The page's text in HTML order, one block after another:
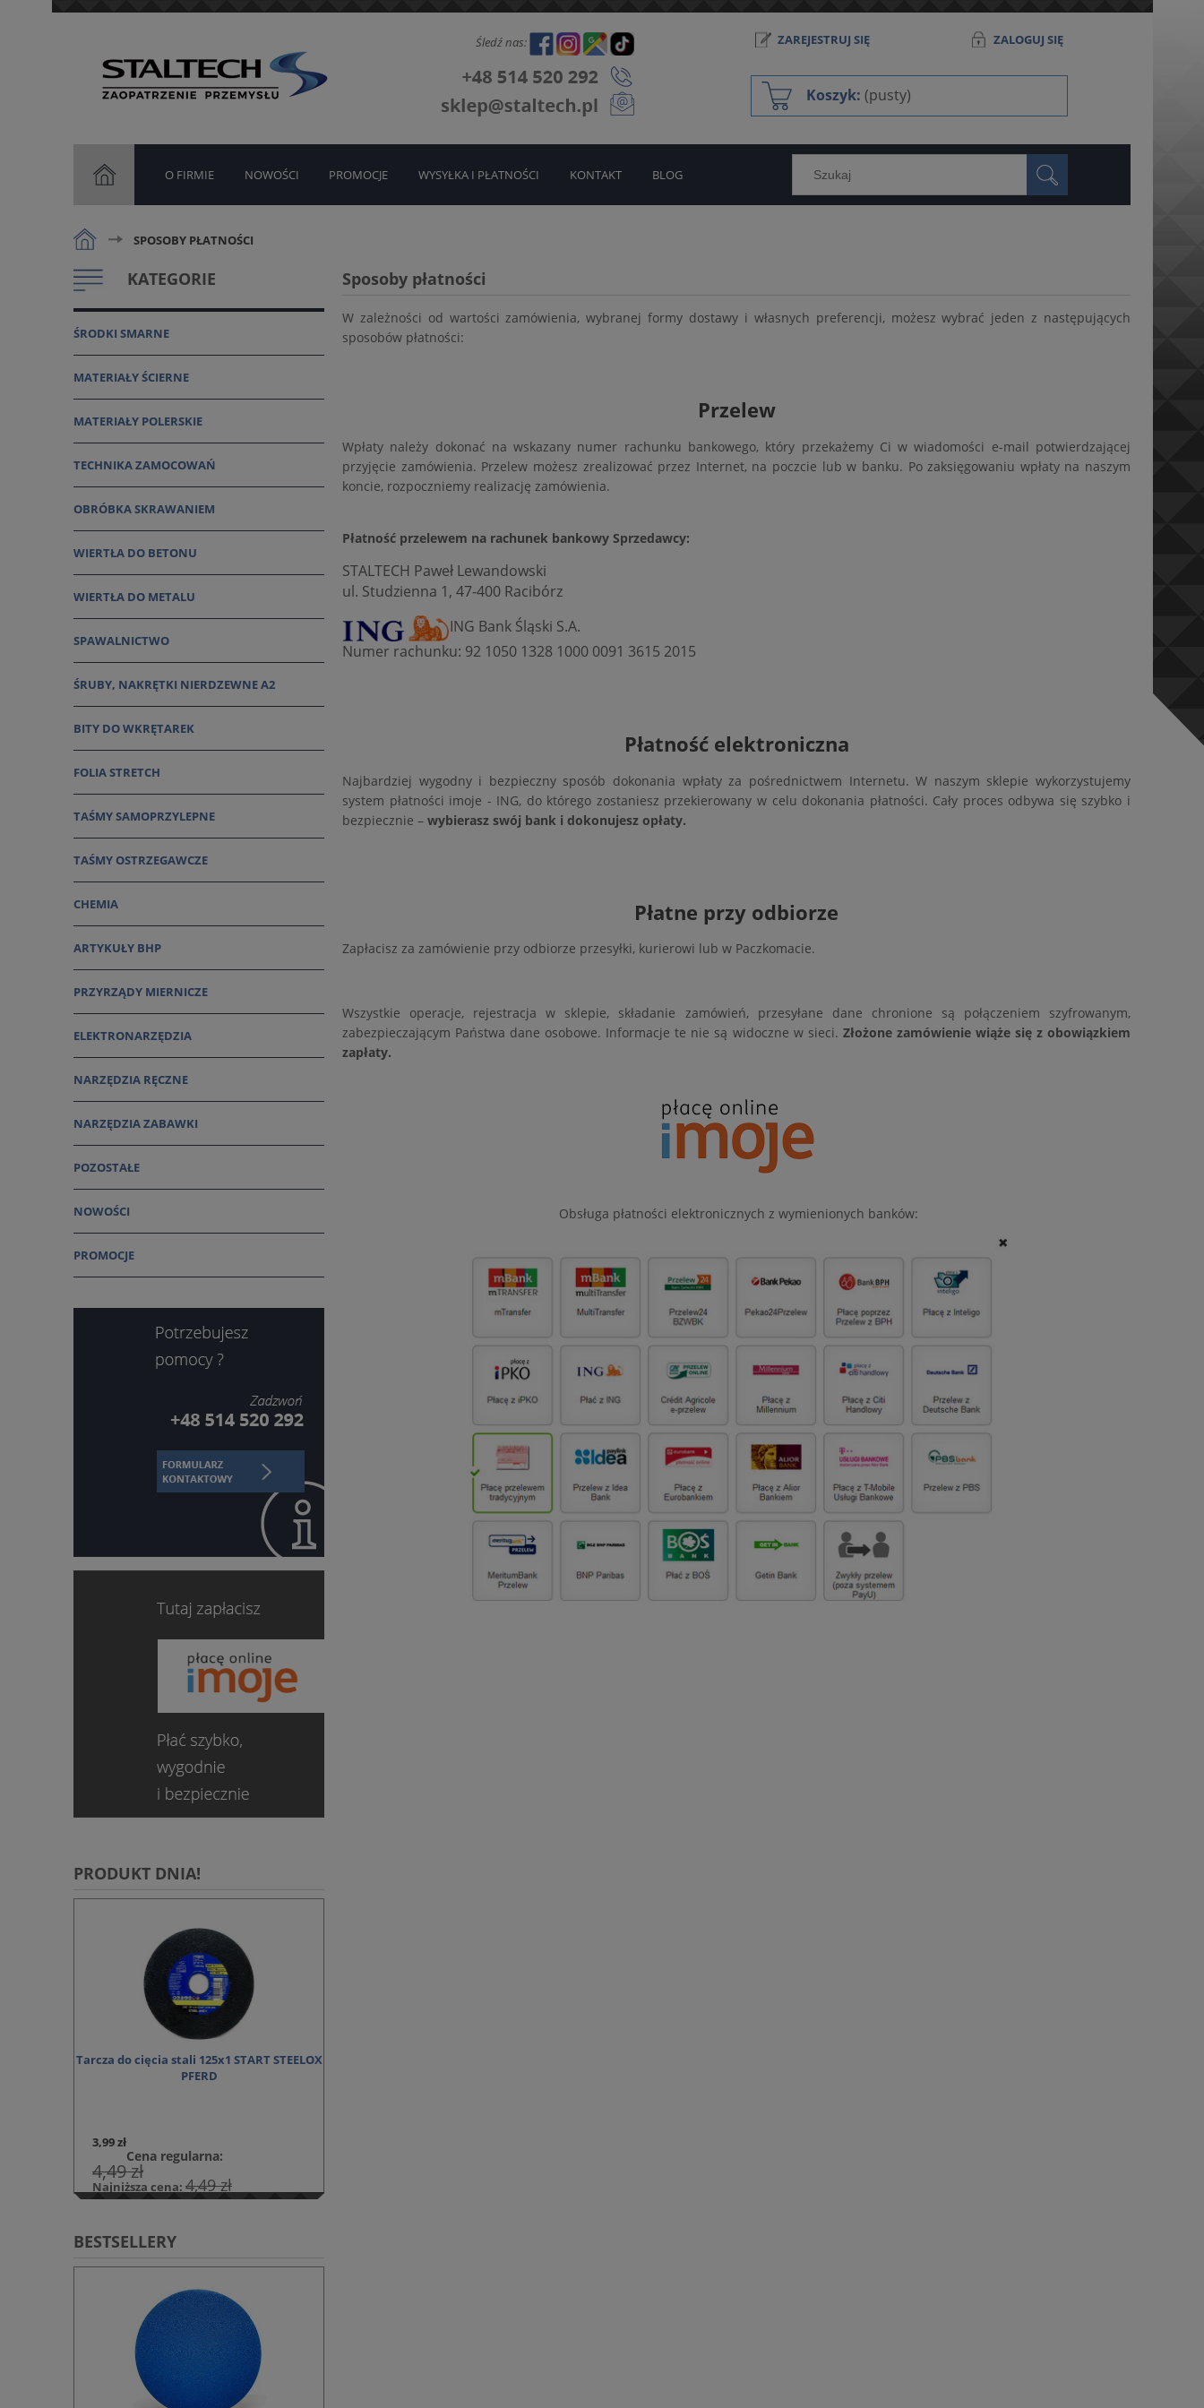
ZAREJESTRUJ SIĘ ZALOGUJ SIĘ
Koszyk: (pusty)
Śledź nas:
O FIRMIE NOWOŚCI PROMOCJE WYSYŁKA I PŁATNOŚCI KONTAKT BLOG
SPOSOBY PŁATNOŚCI
KATEGORIE
ŚRODKI SMARNE
MATERIAŁY ŚCIERNE
MATERIAŁY POLERSKIE
TECHNIKA ZAMOCOWAŃ
OBRÓBKA SKRAWANIEM
WIERTŁA DO BETONU
WIERTŁA DO METALU
SPAWALNICTWO
ŚRUBY, NAKRĘTKI NIERDZEWNE A2
BITY DO WKRĘTAREK
FOLIA STRETCH
TAŚMY SAMOPRZYLEPNE
TAŚMY OSTRZEGAWCZE
CHEMIA
ARTYKUŁY BHP
PRZYRZĄDY MIERNICZE
ELEKTRONARZĘDZIA
NARZĘDZIA RĘCZNE
NARZĘDZIA ZABAWKI
POZOSTAŁE
NOWOŚCI
PROMOCJE
PRODUKT DNIA!
Tarcza do cięcia stali 125x1 START STEELOX
PFERD
3,99 zł
Cena regularna:
4,49 zł
Najniższa cena: 4,49 zł
BESTSELLERY
Sposoby płatności
W zależności od wartości zamówienia, wybranej formy dostawy i własnych preferencji, możesz wybrać jeden z następujących
sposobów płatności:
Przelew
Wpłaty należy dokonać na wskazany numer rachunku bankowego, który przekażemy Ci w wiadomości e-mail potwierdzającej
przyjęcie zamówienia. Przelew możesz zrealizować przez Internet, na poczcie lub w banku. Po zaksięgowaniu wpłaty na naszym
koncie, rozpoczniemy realizację zamówienia.
Płatność przelewem na rachunek bankowy Sprzedawcy:
STALTECH Paweł Lewandowski
ul. Studzienna 1, 47-400 Racibórz
ING Bank Śląski S.A.
Numer rachunku: 92 1050 1328 1000 0091 3615 2015
Płatność elektroniczna
Najbardziej wygodny i bezpieczny sposób dokonania wpłaty za pośrednictwem Internetu. W naszym sklepie wykorzystujemy
system płatności imoje - ING, do którego zostaniesz przekierowany w celu dokonania płatności. Cały proces odbywa się szybko i
bezpiecznie – wybierasz swój bank i dokonujesz opłaty.
Płatne przy odbiorze
Zapłacisz za zamówienie przy odbiorze przesyłki, kurierowi lub w Paczkomacie.
Wszystkie operacje, rejestracja w sklepie, składanie zamówień, przesyłane dane chronione są połączeniem szyfrowanym,
zabezpieczającym Państwa dane osobowe. Informacje te nie są widoczne w sieci. Złożone zamówienie wiąże się z obowiązkiem
zapłaty.
Obsługa płatności elektronicznych z wymienionych banków: